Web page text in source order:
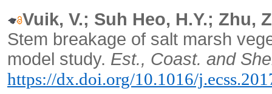
Vuik, V.; Suh Heo, H.Y.; Zhu,
Stem breakage of salt marsh
model study. Est., Coast. and
https://dx.doi.org/10.1016/